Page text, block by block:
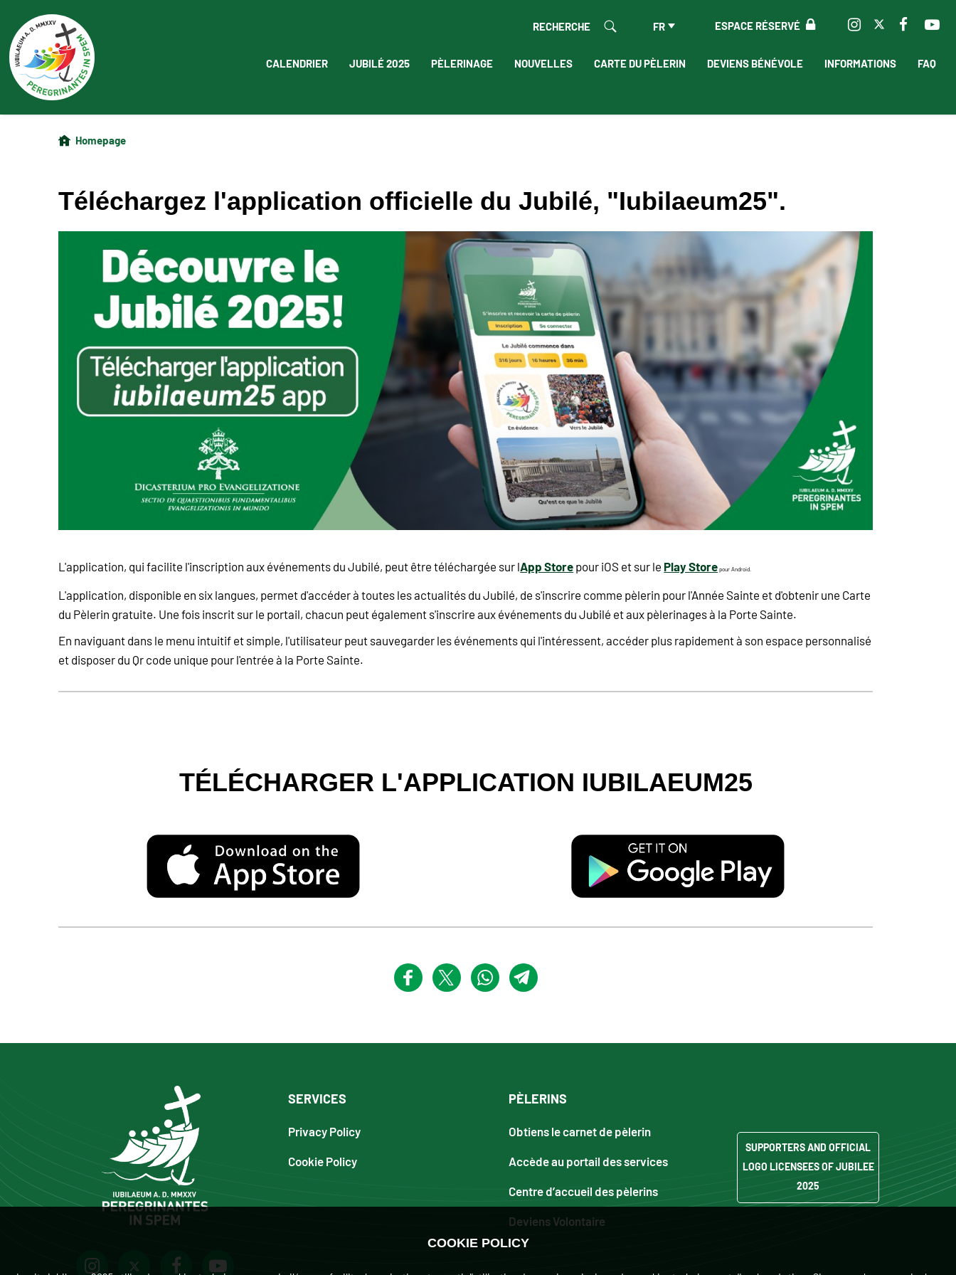
ESPACE RÉSERVÉ
FR
RECHERCHE
CALENDRIER JUBILÉ 2025 PÈLERINAGE NOUVELLES CARTE DU PÈLERIN DEVIENS BÉNÉVOLE INFORMATIONS FAQ
Homepage
Téléchargez l'application officielle du Jubilé, "Iubilaeum25".
L'application, qui facilite l'inscription aux événements du Jubilé, peut être téléchargée sur lApp Storepour iOS et sur le Play Storepour Android.
L'application, disponible en six langues, permet d'accéder à toutes les actualités du Jubilé, de s'inscrire comme pèlerin pour l'Année Sainte et d'obtenir une Carte
du Pèlerin gratuite. Une fois inscrit sur le portail, chacun peut également s'inscrire aux événements du Jubilé et aux pèlerinages à la Porte Sainte.
En naviguant dans le menu intuitif et simple, l'utilisateur peut sauvegarder les événements qui l'intéressent, accéder plus rapidement à son espace personnalisé
et disposer du Qr code unique pour l'entrée à la Porte Sainte.
TÉLÉCHARGER L'APPLICATION IUBILAEUM25
SERVICES
Privacy Policy
Cookie Policy
PÈLERINS
Obtiens le carnet de pèlerin
Accède au portail des services
Centre d’accueil des pèlerins
Deviens Volontaire
SUPPORTERS AND OFFICIAL
LOGO LICENSEES OF JUBILEE
2025
COOKIE POLICY